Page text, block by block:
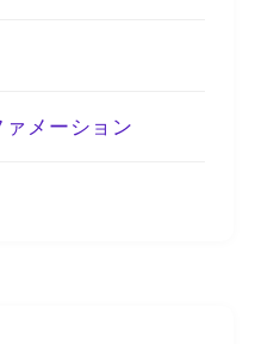
メーション